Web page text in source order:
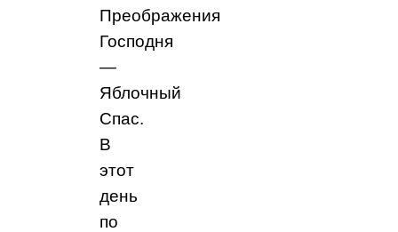
Преображения
Господня
—
Яблочный
Спас.
В
этот
день
по